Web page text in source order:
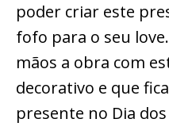
poder criar este
fofo para o seu
mãos a obra com
decorativo e que
presente no Dia